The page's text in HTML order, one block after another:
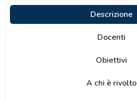
Descrizione
Docenti
Obiettivi
A chi è rivolto